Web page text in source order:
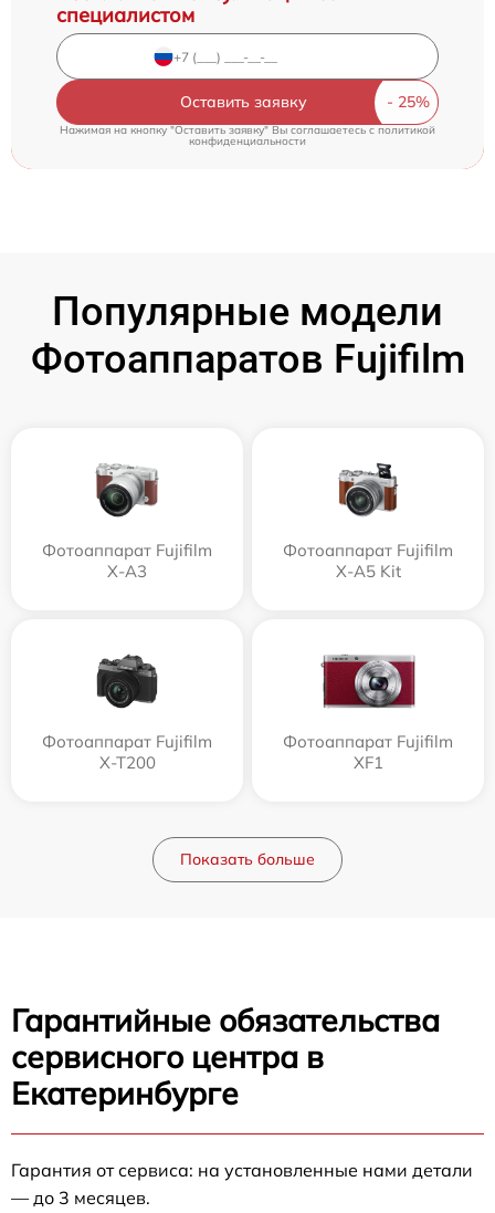
специалистом
Оставить заявку
Нажимая на кнопку "Оставить заявку" Вы соглашаетесь c политикой
конфиденциальности
Популярные модели
Фотоаппаратов Fujifilm
Фотоаппарат Fujifilm
X-A3
Фотоаппарат Fujifilm
X-A5 Kit
Фотоаппарат Fujifilm
X-T200
Фотоаппарат Fujifilm
XF1
Показать больше
Гарантийные обязательства
сервисного центра в
Екатеринбурге
Гарантия от сервиса: на установленные нами детали
— до 3 месяцев.